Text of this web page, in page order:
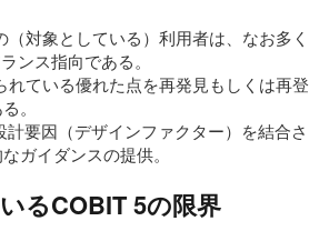
（対象としている）利用者は、なお多く
ンス指向である。
れている優れた点を再発見もしくは再登
。
計要因（デザインファクター）を結合さ
ガイダンスの提供。
るCOBIT 5の限界